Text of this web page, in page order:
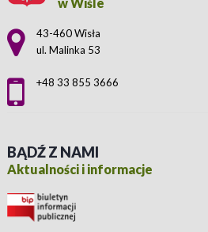
Adres pocztowy:
43-460 Wisła
ul. Malinka 53
+48 33 855 3666
BĄDŹ Z NAMI
Aktualności i informacje